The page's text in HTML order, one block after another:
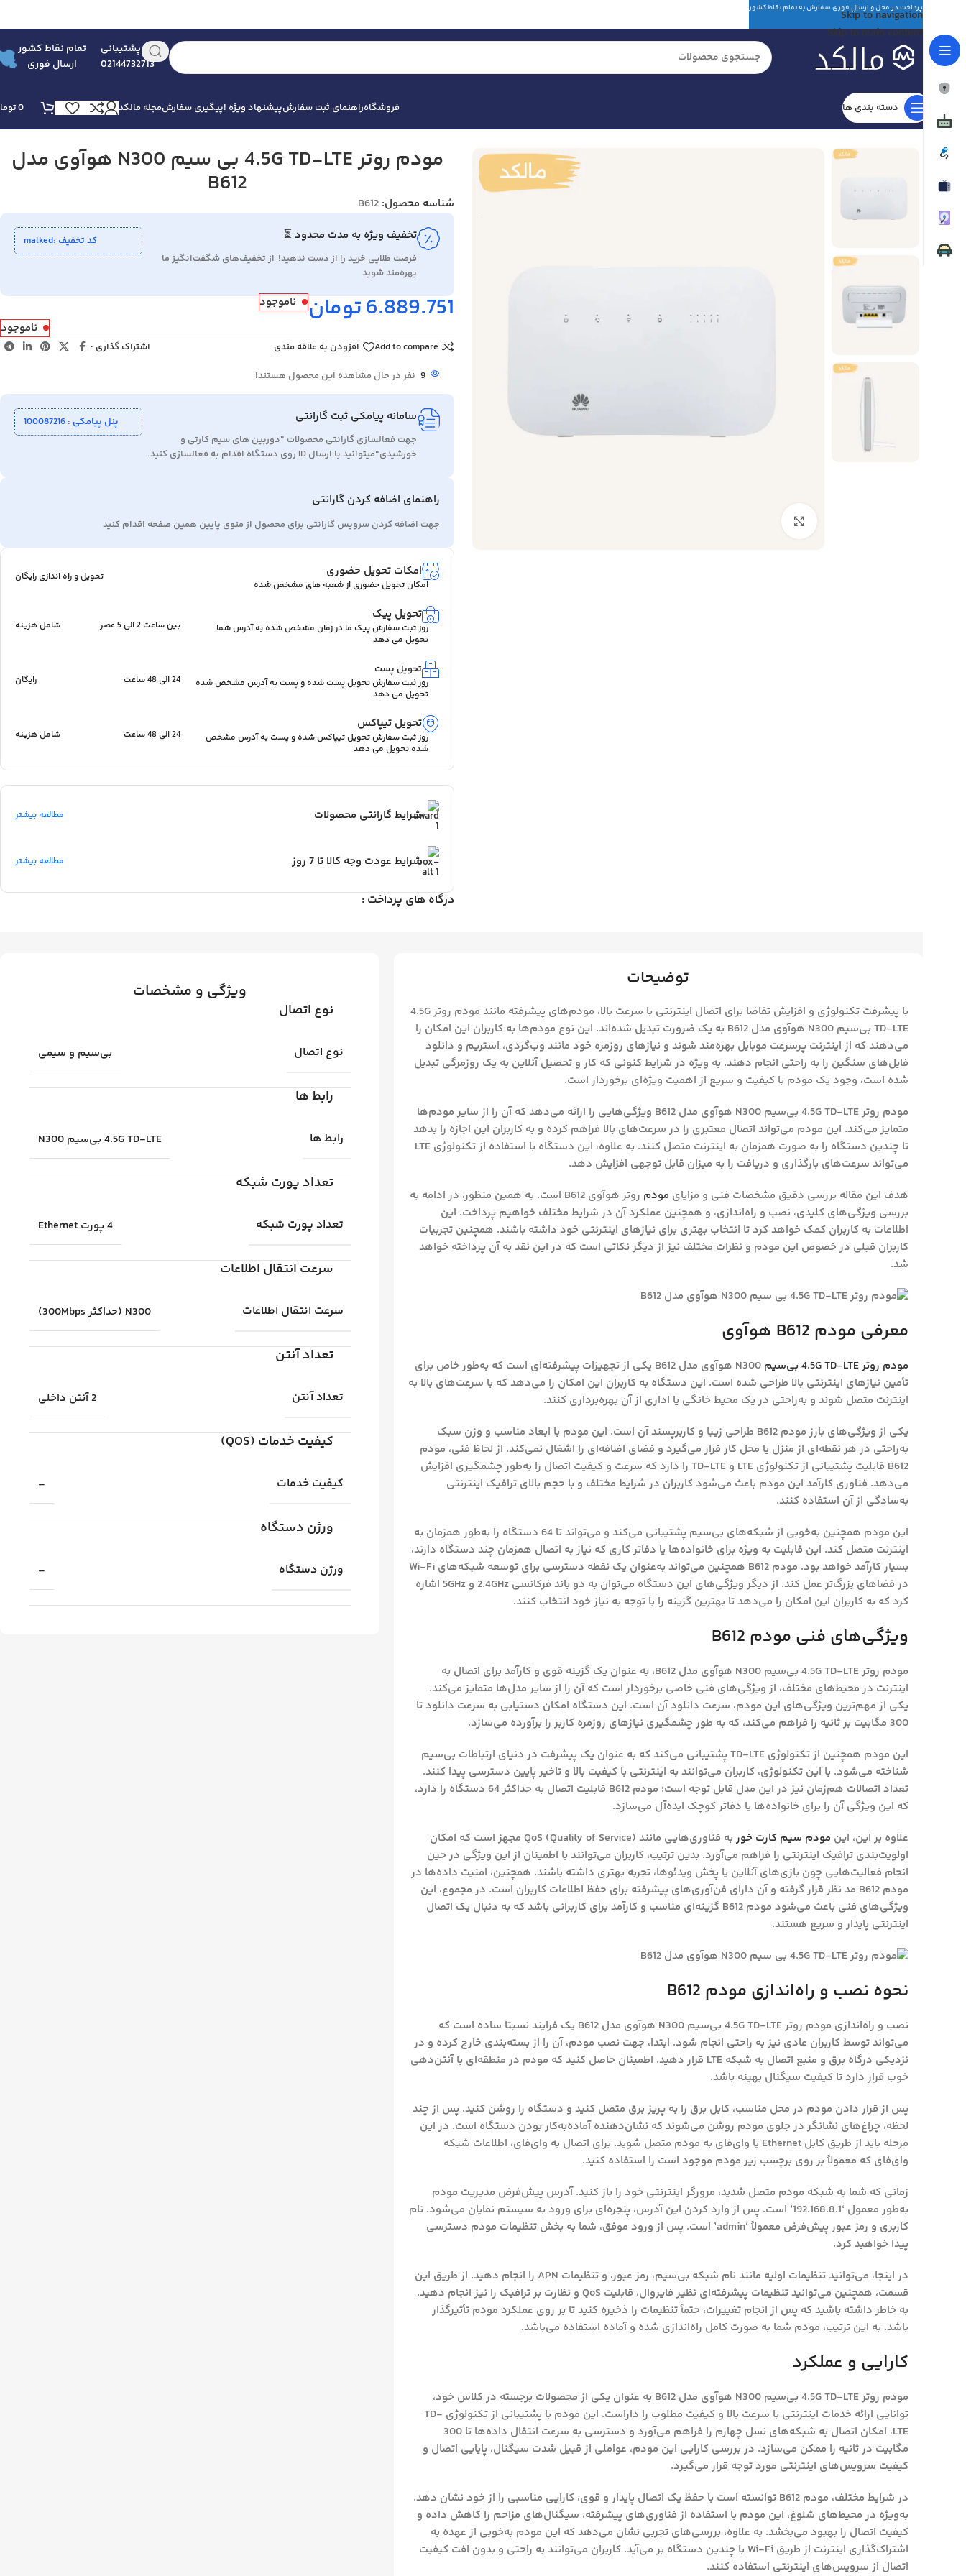
Skip to navigation
Skip to main content
پشتیبانی
02144732713
تمام نقاط کشور
ارسال فوری
دسته بندی ها فروشگاهراهنمای ثبت سفارشپیشنهاد ویژه !پیگیری سفارشمجله مالکد 0
خانه مودم مودم فیبر نوری
مودم روتر 4.5G TD-LTE بی سیم N300 هوآوی مدل
B612
شناسه محصول: B612
تخفیف ویژه به مدت محدود ⏳
فرصت طلایی خرید را از دست ندهید! از تخفیف‌های شگفت‌انگیز ما
بهره‌مند شوید
کد تخفیف :malked
6.889.751تومان
ناموجود
ناموجود
Add to compare افزودن به علاقه مندی
اشتراک گذاری :
9 نفر در حال مشاهده این محصول هستند!
سامانه پیامکی ثبت گارانتی
جهت فعالسازی گارانتی محصولات "دوربین های سیم کارتی و
خورشیدی"میتوانید با ارسال ID روی دستگاه اقدام به فعالسازی کنید.
پنل پیامکی : 100087216
راهنمای اضافه کردن گارانتی
جهت اضافه کردن سرویس گارانتی برای محصول از منوی پایین همین صفحه اقدام کنید
امکات تحویل حضوری
امکان تحویل حضوری از شعبه های مشخص شده
تحویل و راه اندازی رایگان
تحویل پیک
روز ثبت سفارش پیک ما در زمان مشخص شده به آدرس شما
تحویل می دهد
بین ساعت 2 الی 5 عصر شامل هزینه
تحویل پست
روز ثبت سفارش تحویل پست شده و پست به آدرس مشخص شده
تحویل می دهد
24 الی 48 ساعت رایگان
تحویل تیپاکس
روز ثبت سفارش تحویل تیپاکس شده و پست به آدرس مشخص
شده تحویل می دهد
24 الی 48 ساعت شامل هزینه
شرایط گارانتی محصولات مطالعه بیشتر
شرایط عودت وجه کالا تا 7 روز مطالعه بیشتر
درگاه های پرداخت :
توضیحات
با پیشرفت تکنولوژی و افزایش تقاضا برای اتصال اینترنتی با سرعت بالا، مودم‌های پیشرفته مانند مودم روتر 4.5G
TD-LTE بی‌سیم N300 هوآوی مدل B612 به یک ضرورت تبدیل شده‌اند. این نوع مودم‌ها به کاربران این امکان را
می‌دهند که از اینترنت پرسرعت موبایل بهره‌مند شوند و نیازهای روزمره خود مانند وب‌گردی، استریم و دانلود
فایل‌های سنگین را به راحتی انجام دهند. به ویژه در شرایط کنونی که کار و تحصیل آنلاین به یک روزمرگی تبدیل
شده است، وجود یک مودم با کیفیت و سریع از اهمیت ویژه‌ای برخوردار است.
مودم روتر 4.5G TD-LTE بی‌سیم N300 هوآوی مدل B612 ویژگی‌هایی را ارائه می‌دهد که آن را از سایر مودم‌ها
متمایز می‌کند. این مودم می‌تواند اتصال معتبری را در سرعت‌های بالا فراهم کرده و به کاربران این اجازه را بدهد
تا چندین دستگاه را به صورت همزمان به اینترنت متصل کنند. به علاوه، این دستگاه با استفاده از تکنولوژی LTE
می‌تواند سرعت‌های بارگذاری و دریافت را به میزان قابل توجهی افزایش دهد.
هدف این مقاله بررسی دقیق مشخصات فنی و مزایای مودم
روتر هوآوی B612 است. به همین منظور، در ادامه به
بررسی ویژگی‌های کلیدی، نصب و راه‌اندازی، و همچنین عملکرد آن در شرایط مختلف خواهیم پرداخت. این
اطلاعات به کاربران کمک خواهد کرد تا انتخاب بهتری برای نیازهای اینترنتی خود داشته باشند. همچنین تجربیات
کاربران قبلی در خصوص این مودم و نظرات مختلف نیز از دیگر نکاتی است که در این نقد به آن پرداخته خواهد
شد.
معرفی مودم B612 هوآوی
مودم روتر 4.5G TD-LTE بی‌سیم
N300 هوآوی مدل B612 یکی از تجهیزات پیشرفته‌ای است که به‌طور خاص برای
تأمین نیازهای اینترنتی بالا طراحی شده است. این دستگاه به کاربران این امکان را می‌دهد که با سرعت‌های بالا به
اینترنت متصل شوند و به‌راحتی در یک محیط خانگی یا اداری از آن بهره‌برداری کنند.
یکی از ویژگی‌های بارز مودم B612 طراحی زیبا و کاربرپسند آن است. این مودم با ابعاد مناسب و وزن سبک
به‌راحتی در هر نقطه‌ای از منزل یا محل کار قرار می‌گیرد و فضای اضافه‌ای را اشغال نمی‌کند. از لحاظ فنی، مودم
B612 قابلیت پشتیبانی از تکنولوژی LTE و TD-LTE را دارد که سرعت و کیفیت اتصال را به‌طور چشمگیری افزایش
می‌دهد. فناوری کارآمد این مودم باعث می‌شود کاربران در شرایط مختلف و با حجم بالای ترافیک اینترنتی
به‌سادگی از آن استفاده کنند.
این مودم همچنین به‌خوبی از شبکه‌های بی‌سیم پشتیبانی می‌کند و می‌تواند تا 64 دستگاه را به‌طور همزمان به
اینترنت متصل کند. این قابلیت به ویژه برای خانواده‌ها یا دفاتر کاری که نیاز به اتصال همزمان چند دستگاه دارند،
بسیار کارآمد خواهد بود. مودم B612 همچنین می‌تواند به‌عنوان یک نقطه دسترسی برای توسعه شبکه‌های Wi-Fi
در فضاهای بزرگ‌تر عمل کند. از دیگر ویژگی‌های این دستگاه می‌توان به دو باند فرکانسی 2.4GHz و 5GHz اشاره
کرد که به کاربران این امکان را می‌دهد تا بهترین گزینه را با توجه به نیاز خود انتخاب کنند.
ویژگی‌های فنی مودم B612
مودم روتر 4.5G TD-LTE بی‌سیم N300 هوآوی مدل B612، به عنوان یک گزینه قوی و کارآمد برای اتصال به
اینترنت در محیط‌های مختلف، از ویژگی‌های فنی خاصی برخوردار است که آن را از سایر مدل‌ها متمایز می‌کند.
یکی از مهم‌ترین ویژگی‌های این مودم، سرعت دانلود آن است. این دستگاه امکان دستیابی به سرعت دانلود تا
300 مگابیت بر ثانیه را فراهم می‌کند، که به طور چشمگیری نیازهای روزمره کاربر را برآورده می‌سازد.
این مودم همچنین از تکنولوژی TD-LTE پشتیبانی می‌کند که به عنوان یک پیشرفت در دنیای ارتباطات بی‌سیم
شناخته می‌شود. با این تکنولوژی، کاربران می‌توانند به اینترنتی با کیفیت بالا و تاخیر پایین دسترسی پیدا کنند.
تعداد اتصالات هم‌زمان نیز در این مدل قابل توجه است؛ مودم B612 قابلیت اتصال به حداکثر 64 دستگاه را دارد،
که این ویژگی آن را برای خانواده‌ها یا دفاتر کوچک ایده‌آل می‌سازد.
علاوه بر این، این مودم سیم کارت خور
به فناوری‌هایی مانند QoS (Quality of Service) مجهز است که امکان
اولویت‌بندی ترافیک اینترنتی را فراهم می‌آورد. بدین ترتیب، کاربران می‌توانند با اطمینان از این ویژگی در حین
انجام فعالیت‌هایی چون بازی‌های آنلاین یا پخش ویدئوها، تجربه بهتری داشته باشند. همچنین، امنیت داده‌ها در
مودم B612 مد نظر قرار گرفته و آن دارای فن‌آوری‌های پیشرفته برای حفظ اطلاعات کاربران است. در مجموع، این
ویژگی‌های فنی باعث می‌شود مودم B612 گزینه‌ای مناسب و کارآمد برای کاربرانی باشد که به دنبال یک اتصال
اینترنتی پایدار و سریع هستند.
نحوه نصب و راه‌اندازی مودم B612
نصب و راه‌اندازی مودم روتر 4.5G TD-LTE بی‌سیم N300 هوآوی مدل B612 یک فرایند نسبتا ساده است که
می‌تواند توسط کاربران عادی نیز به راحتی انجام شود. ابتدا، جهت نصب مودم، آن را از بسته‌بندی خارج کرده و در
نزدیکی درگاه برق و منبع اتصال به شبکه LTE قرار دهید. اطمینان حاصل کنید که مودم در منطقه‌ای با آنتن‌دهی
خوب قرار دارد تا کیفیت سیگنال بهینه باشد.
پس از قرار دادن مودم در محل مناسب، کابل برق را به پریز برق متصل کنید و دستگاه را روشن کنید. پس از چند
لحظه، چراغ‌های نشانگر در جلوی مودم روشن می‌شوند که نشان‌دهنده آماده‌به‌کار بودن دستگاه است. در این
مرحله باید از طریق کابل Ethernet یا وای‌فای به مودم متصل شوید. برای اتصال به وای‌فای، اطلاعات شبکه
وای‌فای که معمولاً بر روی برچسب زیر مودم موجود است را استفاده کنید.
زمانی که شما به شبکه مودم متصل شدید، مرورگر اینترنتی خود را باز کنید. آدرس پیش‌فرض مدیریت مودم
به‌طور معمول ‘192.168.8.1’ است. پس از وارد کردن این آدرس، پنجره‌ای برای ورود به سیستم نمایان می‌شود. نام
کاربری و رمز عبور پیش‌فرض معمولاً ‘admin’ است. پس از ورود موفق، شما به بخش تنظیمات مودم دسترسی
پیدا خواهید کرد.
در اینجا، می‌توانید تنظیمات اولیه مانند نام شبکه بی‌سیم، رمز عبور، و تنظیمات APN را انجام دهید. از طریق این
قسمت، همچنین می‌توانید تنظیمات پیشرفته‌ای نظیر فایروال، قابلیت QoS و نظارت بر ترافیک را نیز انجام دهید.
به خاطر داشته باشید که پس از انجام تغییرات، حتماً تنظیمات را ذخیره کنید تا بر روی عملکرد مودم تأثیرگذار
باشد. به این ترتیب، مودم شما به صورت کامل راه‌اندازی شده و آماده استفاده می‌باشد.
کارایی و عملکرد
مودم روتر 4.5G TD-LTE بی‌سیم N300 هوآوی مدل B612 به عنوان یکی از محصولات برجسته در کلاس خود،
توانایی ارائه خدمات اینترنتی با سرعت بالا و کیفیت مطلوب را داراست. این مودم با پشتیبانی از تکنولوژی TD-
LTE، امکان اتصال به شبکه‌های نسل چهارم را فراهم می‌آورد و دسترسی به سرعت انتقال داده‌ها تا 300
مگابیت در ثانیه را ممکن می‌سازد. در بررسی کارایی این مودم، عواملی از قبیل شدت سیگنال، پایایی اتصال و
کیفیت سرویس‌های اینترنتی مورد توجه قرار می‌گیرد.
در شرایط مختلف، مودم B612 توانسته است با حفظ یک اتصال پایدار و قوی، کارایی مناسبی را از خود نشان دهد.
به‌ویژه در محیط‌های شلوغ، این مودم با استفاده از فناوری‌های پیشرفته، سیگنال‌های مزاحم را کاهش داده و
کیفیت اتصال را بهبود می‌بخشد. به علاوه، بررسی‌های تجربی نشان می‌دهد که این مودم به‌خوبی از عهده به
اشتراک‌گذاری اینترنت از طریق Wi-Fi با چندین دستگاه بر می‌آید. کاربران می‌توانند به راحتی و بدون افت کیفیت
اتصال از سرویس‌های اینترنتی استفاده کنند.
ویژگی و مشخصات
نوع اتصال
نوع اتصال بی‌سیم و سیمی
رابط ها
رابط ها 4.5G TD-LTE بی‌سیم N300
تعداد پورت شبکه
تعداد پورت شبکه 4 پورت Ethernet
سرعت انتقال اطلاعات
سرعت انتقال اطلاعات N300 (حداکثر 300Mbps)
تعداد آنتن
تعداد آنتن 2 آنتن داخلی
کیفیت خدمات (QOS)
کیفیت خدمات –
ورژن دستگاه
ورژن دستگاه –
پرداخت در محل و ارسال فوری سفارش به تمام نقاط کشور